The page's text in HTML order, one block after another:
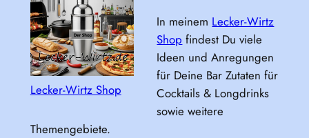
Lecker-Wirtz Shop
In meinem Lecker-Wirtz
Shop findest Du viele
Ideen und Anregungen
für Deine Bar Zutaten für
Cocktails & Longdrinks
sowie weitere
Themengebiete.